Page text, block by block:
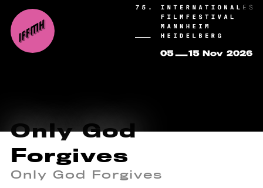
Only God
Forgives
Only God Forgives